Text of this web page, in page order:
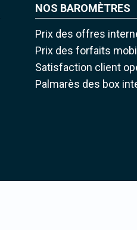
NOS BAROMÈTRES
Prix des offres
Prix des forfaits
Satisfaction client
Palmarès des box